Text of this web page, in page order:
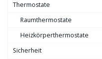
Thermostate
Raumthermostate
Heizkörperthermostate
Sicherheit